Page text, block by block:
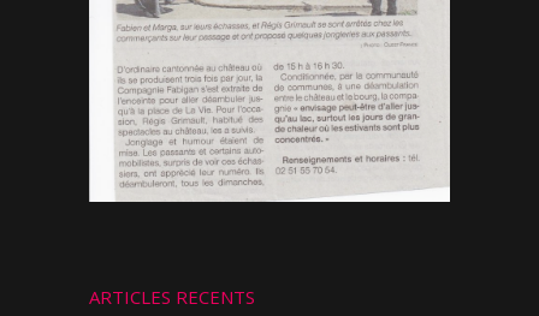
ARTICLES RECENTS